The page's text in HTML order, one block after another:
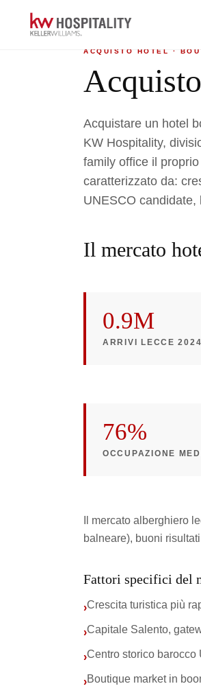
Home › Acquisto hotel
ACQUISTO HOTEL ·
Acquistare un hotel
KW Hospitality,
family office il
caratterizzato da:
UNESCO
Il mercato
0.9M
ARRIVI LECCE 2024
76%
OCCUPAZIONE
Il mercato alberghiero
balneare), buoni
Fattori specifici del
›Crescita turistica più
›Capitale Salento,
›Centro storico
›Boutique market in